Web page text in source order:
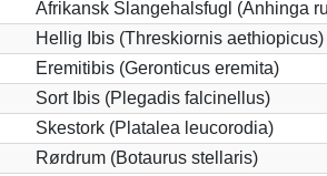
Afrikansk Slangehalsfugl (Anhinga
Hellig Ibis (Threskiornis aethiopicus)
Eremitibis (Geronticus eremita)
Sort Ibis (Plegadis falcinellus)
Skestork (Platalea leucorodia)
Rørdrum (Botaurus stellaris)